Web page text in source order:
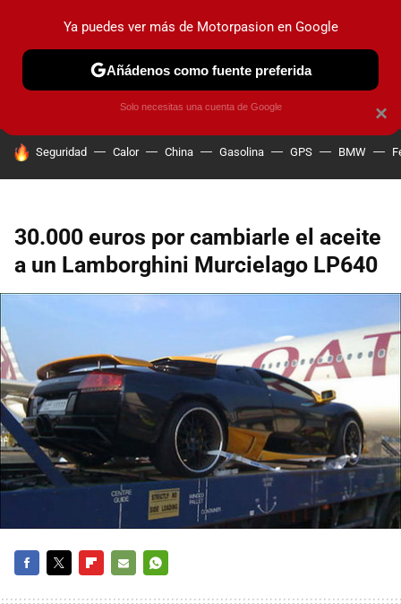
PRUEBAS COCHES ELÉCTRICOS OBSERVATORIO
HOY SE HABLA DE
Seguridad Calor China Gasolina GPS BMW
30.000 euros por cambiarle el aceite
a un Lamborghini Murcielago LP640
×
Ya puedes ver más de Motorpasion en Google
Añádenos como fuente preferida
Solo necesitas una cuenta de Google